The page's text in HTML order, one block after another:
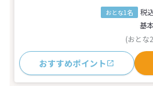
おとな1名 税
基
(おとな
おすすめポイント